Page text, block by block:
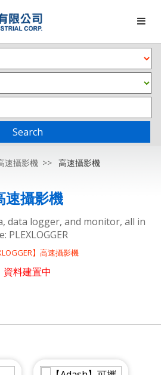
Search
速攝影機 高速攝影機
速攝影機
data logger, and monitor, all in
PLEXLOGGER
】高速攝影機
資料建置中